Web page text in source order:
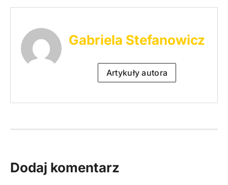
Gabriela Stefanowicz
Artykuły autora
Dodaj komentarz